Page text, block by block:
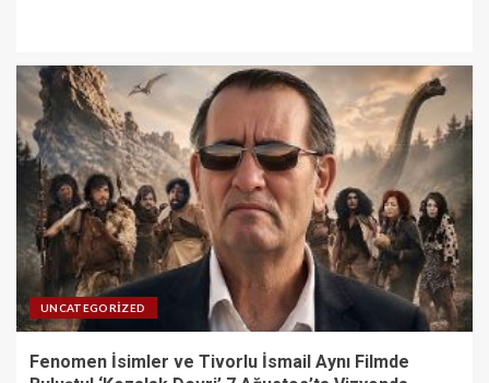
UNCATEGORIZED
Fenomen İsimler ve Tivorlu İsmail Aynı Filmde